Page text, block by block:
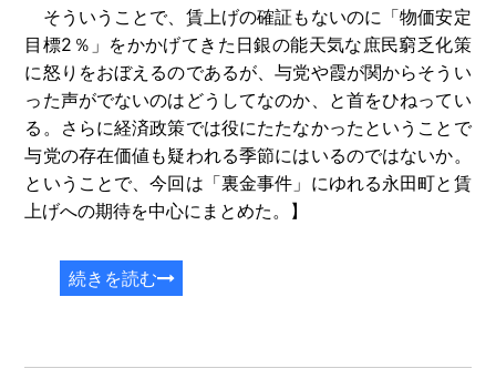
そういうことで、賃上げの確証もないのに「物価安定
目標2％」をかかげてきた日銀の能天気な庶民窮乏化策
に怒りをおぼえるのであるが、与党や霞が関からそうい
った声がでないのはどうしてなのか、と首をひねってい
る。さらに経済政策では役にたたなかったということで
与党の存在価値も疑われる季節にはいるのではないか。
ということで、今回は「裏金事件」にゆれる永田町と賃
上げへの期待を中心にまとめた。】
続きを読む